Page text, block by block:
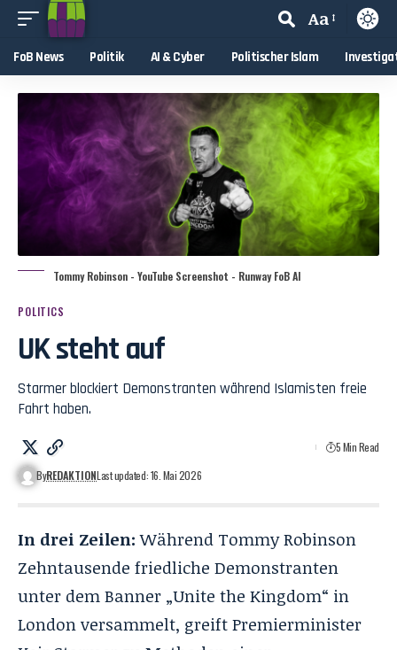
Aa
FoB News Politik AI & Cyber Politischer Islam
Tommy Robinson - YouTube Screenshot - Runway FoB AI
POLITICS
UK steht auf
Starmer blockiert Demonstranten während Islamisten freie
Fahrt haben.
ByREDAKTIONLast updated: 16. Mai 2026
5 Min Read
In drei Zeilen:Während Tommy Robinson
Zehntausende friedliche Demonstranten
unter dem Banner „Unite the Kingdom“ in
London versammelt, greift Premierminister